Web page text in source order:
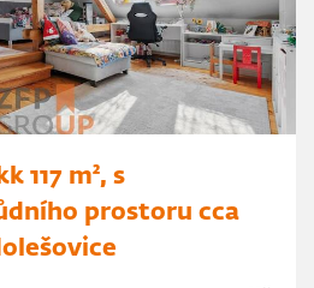
117 m², s
prostoru cca